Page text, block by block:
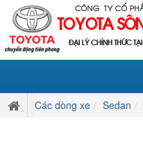
Các dòng xe Sedan